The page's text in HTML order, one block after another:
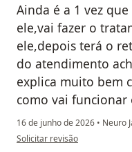
Ainda é a 1 vez
ele,vai fazer o
ele,depois terá o
do atendimento
explica muito bem
como vai
16 de junho de 2026 • Neuro
na opinião do utilizador
Solicitar revisão